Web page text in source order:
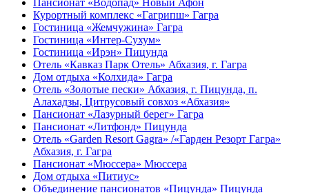
Курортный комплекс «Гагрипш» Гагра
Гостиница «Жемчужина» Гагра
Гостиница «Интер-Сухум»
Гостиница «Ирэн» Пицунда
Отель «Кавказ Парк Отель» Абхазия, г. Гагра
Дом отдыха «Колхида» Гагра
Отель «Золотые пески» Абхазия, г. Пицунда, п.
Алахадзы, Цитрусовый совхоз «Абхазия»
Пансионат «Лазурный берег» Гагра
Пансионат «Литфонд» Пицунда
Отель «Garden Resort Gagra» /«Гарден Резорт Гагра»
Абхазия, г. Гагра
Пансионат «Мюссера» Мюссера
Дом отдыха «Питиус»
Объединение пансионатов «Пицунда» Пицунда